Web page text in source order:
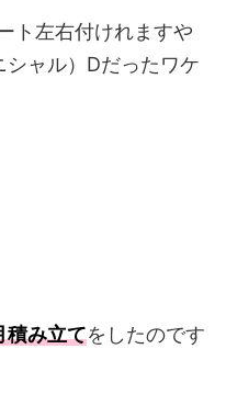
ト左右付けれますや
ャル）Dだったワケ
積み立てをしたのです